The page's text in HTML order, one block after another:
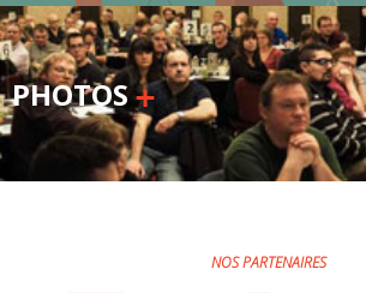
PHOTOS
NOS PARTENAIRES